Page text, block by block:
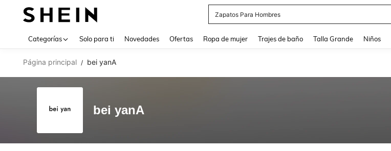
Zapatos Para Hombres
Categorías Solo para ti Novedades Ofertas Ropa de mujer Trajes de baño Talla Grande Niños
Página principal / bei yanA
bei yanA